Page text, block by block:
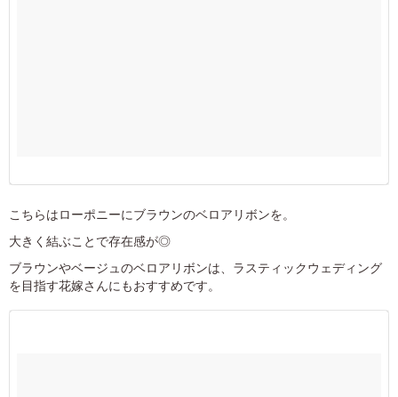
こちらはローポニーにブラウンのベロアリボンを。
大きく結ぶことで存在感が◎
ブラウンやベージュのベロアリボンは、ラスティックウェディング
を目指す花嫁さんにもおすすめです。